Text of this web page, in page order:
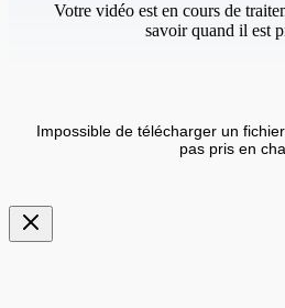
Votre vidéo est en cours de
savoir quand il est
Impossible de télécharger un
pas pris en